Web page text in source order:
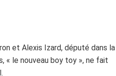
et Alexis Izard, député dans la
« le nouveau boy toy », ne fait